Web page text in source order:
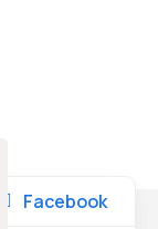
Facebook